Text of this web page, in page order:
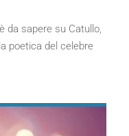
da sapere su Catullo,
poetica del celebre